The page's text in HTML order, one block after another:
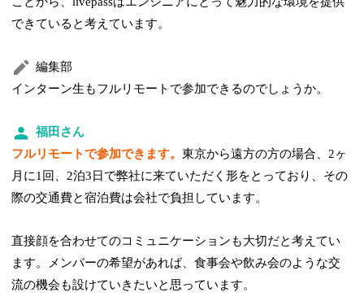
できていると考えています。
編集部
インターン生もフルリモートで参加できるのでしょうか。
福田さん
フルリモートで参加できます。東京から遠方の方の場合、2ヶ
月に1回、2泊3日で弊社に来ていただく形をとっており、その
際の交通費と宿泊費は会社で負担しています。
直接顔を合わせてのコミュニケーションも大切だと考えてい
ます。メンバーの希望があれば、食事会や飲み会のような交
流の機会も設けていきたいと思っています。